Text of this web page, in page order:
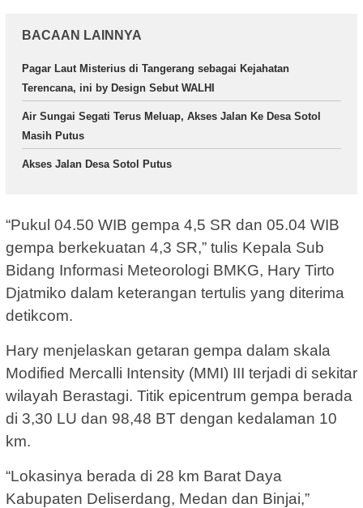
BACAAN LAINNYA
Pagar Laut Misterius di Tangerang sebagai Kejahatan
Terencana, ini by Design Sebut WALHI
Air Sungai Segati Terus Meluap, Akses Jalan Ke Desa Sotol
Masih Putus
Akses Jalan Desa Sotol Putus
“Pukul 04.50 WIB gempa 4,5 SR dan 05.04 WIB
gempa berkekuatan 4,3 SR,” tulis Kepala Sub
Bidang Informasi Meteorologi BMKG, Hary Tirto
Djatmiko dalam keterangan tertulis yang diterima
detikcom.
Hary menjelaskan getaran gempa dalam skala
Modified Mercalli Intensity (MMI) III terjadi di sekitar
wilayah Berastagi. Titik epicentrum gempa berada
di 3,30 LU dan 98,48 BT dengan kedalaman 10
km.
“Lokasinya berada di 28 km Barat Daya
Kabupaten Deliserdang, Medan dan Binjai,”